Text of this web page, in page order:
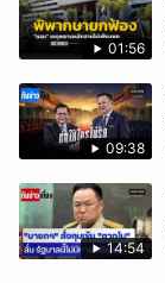
01:56
09:38
14:54